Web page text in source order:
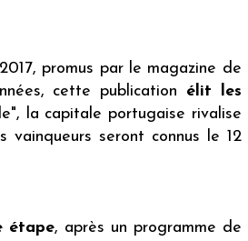
promus par le magazine de
cette publication élit les
la capitale portugaise rivalise
vainqueurs seront connus le 12
étape, après un programme de